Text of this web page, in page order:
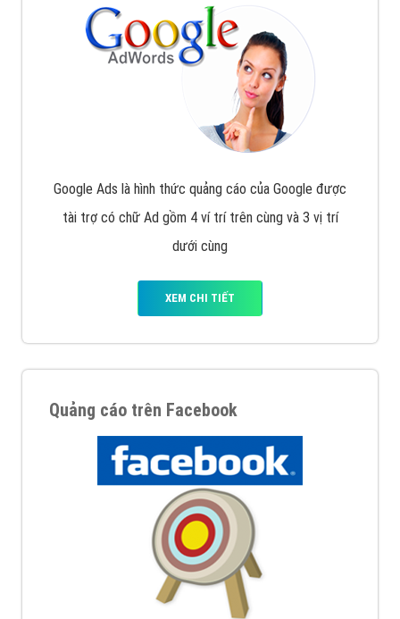
Google Ads là hình thức quảng cáo của Google được
tài trợ có chữ Ad gồm 4 ví trí trên cùng và 3 vị trí
dưới cùng
XEM CHI TIẾT
Quảng cáo trên Facebook